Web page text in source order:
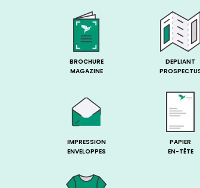
BROCHURE
MAGAZINE
DEPLIANT
IMPRESSION
ENVELOPPES
PAPIER
EN-TÊTE